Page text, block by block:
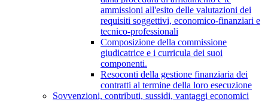
ammissioni all'esito delle valutazioni dei
requisiti soggettivi, economico-finanziari e
tecnico-professionali
Composizione della commissione
giudicatrice e i curricula dei suoi
componenti.
Resoconti della gestione finanziaria dei
contratti al termine della loro esecuzione
Sovvenzioni, contributi, sussidi, vantaggi economici